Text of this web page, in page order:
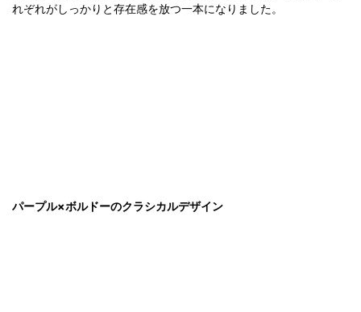
れぞれがしっかりと存在感を放つ一本になりました。
パープル×ボルドーのクラシカルデザイン